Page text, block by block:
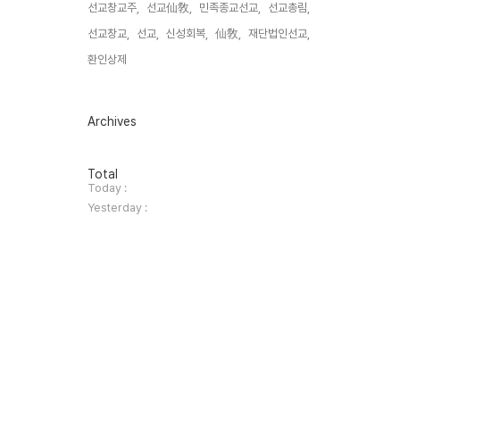
선교창교주,
선교仙敎, 민족종교선교,
선교총림,
선교창교,
선교, 신성회복, 仙敎,
재단법인선교,
환인상제,
Archives
방
문
자
수
Total
Today :
Yesterday :